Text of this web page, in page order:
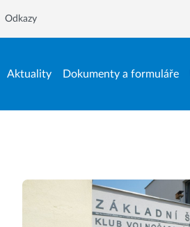
Aktuality Dokumenty a formuláře
Odkazy